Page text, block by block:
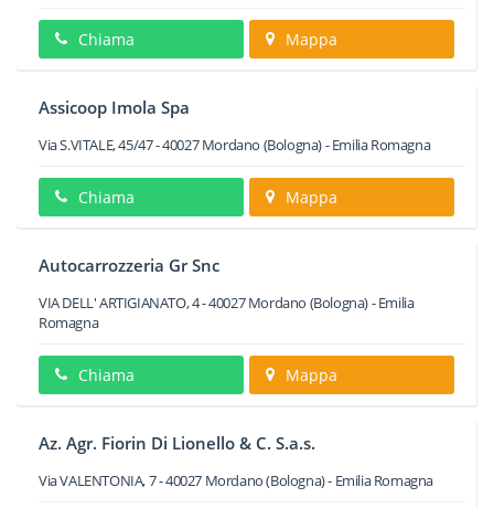
Chiama Mappa
Assicoop Imola Spa
Via S.VITALE, 45/47-40027 Mordano (Bologna) -Emilia Romagna
Chiama Mappa
Autocarrozzeria Gr Snc
VIA DELL' ARTIGIANATO, 4-40027 Mordano (Bologna) -Emilia
Romagna
Chiama Mappa
Az. Agr. Fiorin Di Lionello & C. S.a.s.
Via VALENTONIA, 7-40027 Mordano(Bologna) - Emilia Romagna